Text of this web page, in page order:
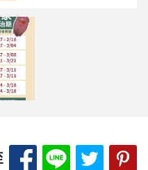
分享至 Facebook-
分享至分享